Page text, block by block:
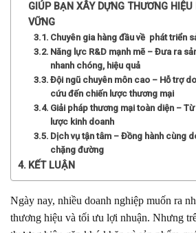
GIÚP BẠN XÂY DỰNG THƯƠNG HIỆU
VỮNG
Chuyên gia hàng đầu về phát triển
Năng lực R&D mạnh mẽ – Đưa ra
nhanh chóng, hiệu quả
Đội ngũ chuyên môn cao – Hỗ trợ
cứu đến chiến lược thương mại
Giải pháp thương mại toàn diện –
lược kinh doanh
Dịch vụ tận tâm – Đồng hành cùng
chặng đường
KẾT LUẬN
Ngày nay, nhiều doanh nghiệp muốn ra
thương hiệu và tối ưu lợi nhuận. Nhưng